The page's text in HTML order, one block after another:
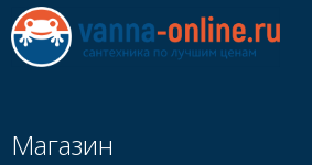
Магазин